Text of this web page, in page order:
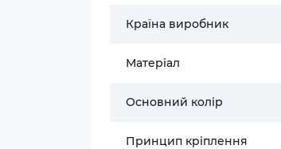
Країна виробник
Матеріал
Основний колір
Принцип кріплення